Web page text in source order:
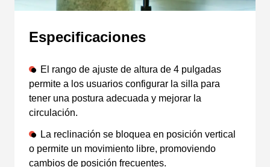
Especificaciones
El rango de ajuste de altura de 4 pulgadas
permite a los usuarios configurar la silla para
tener una postura adecuada y mejorar la
circulación.
La reclinación se bloquea en posición vertical
o permite un movimiento libre, promoviendo
cambios de posición frecuentes.